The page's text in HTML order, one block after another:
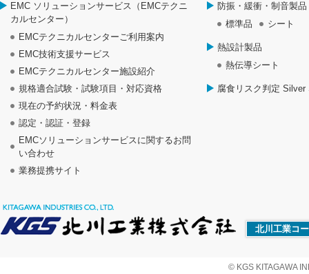
EMC ソリューションサービス（EMCテクニ
カルセンター）
EMCテクニカルセンターご利用案内
EMC技術支援サービス
EMCテクニカルセンター施設紹介
規格適合試験・試験項目・対応資格
現在の予約状況・料金表
認定・認証・登録
EMCソリューションサービスに関するお問
い合わせ
業務提携サイト
防振・緩衝・制音製品
標準品
シート
熱設計製品
熱伝導シート
腐食リスク判定
北川工業コ
© KGS KITAGAWA